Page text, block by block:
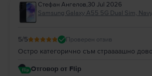
Стефан Ангелов,30 Jul 2026
Samsung Galaxy A55 5G Dual Sim,
5/5 Проверен отзив
Остро категорично съм страааашно
Отговор от Flip